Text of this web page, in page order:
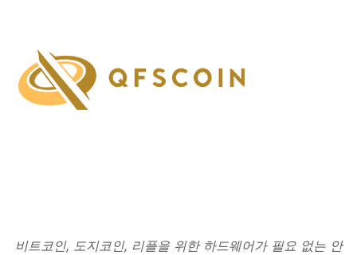
비트코인, 도지코인, 리플을 위한 하드웨어가 필요 없는 안